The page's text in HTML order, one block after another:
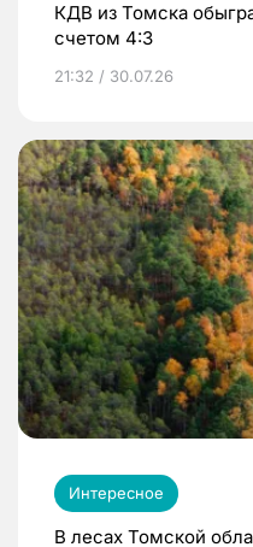
КДВ из Томска
счетом 4:3
21:32 / 30.07.26
Интересное
В лесах Томской